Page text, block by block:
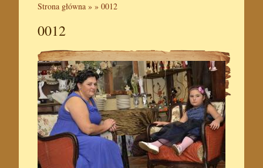
Strona główna » » 0012
0012